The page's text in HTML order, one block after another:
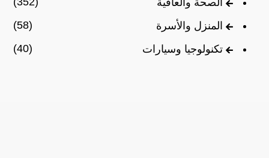
الصحة والعافية
المنزل والأسرة
(58)
تكنولوجيا وسيارات
(40)